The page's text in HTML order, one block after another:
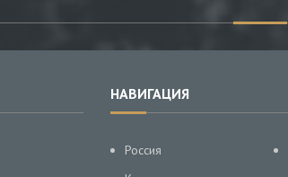
НАВИГАЦИЯ
Россия